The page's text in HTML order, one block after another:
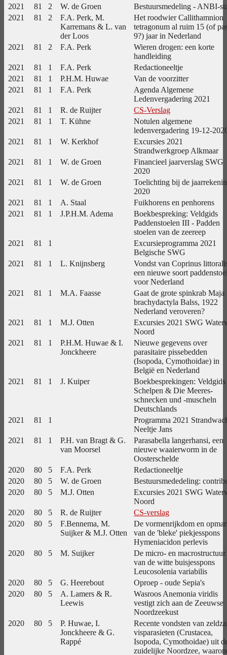
2021 81 2 W. de Groen
Bestuursmedeling - ANBI-
2021
81 2
F.A. Perk, M.
Karremans & L. van
der Loos
Het roodwier Callithamnion
tetragonum al ruim 15 (of
9?) jaar in Nederland
2021
81 2 F.A. Perk
Wieren drogen: een korte
handleiding
2021
81 1 F.A. Perk
Redactioneeltje
2021
81 1 P.H.M. Huwae
Van de voorzitter
2021
81 1 F.A. Perk
Agenda Algemene
Ledenvergadering 2021
2021
81 1 R. de Ruijter
CS-Verslag
2021
81 1 T. Kühne
Notulen algemene
ledenvergadering 19-12-
2021
81 1 W. Kerkhof
Excursies 2021
Strandwerkgroep Alkmaar
2021
81 1 W. de Groen
Financieel jaarverslag SWG
2020
2021
81 1 W. de Groen
Toelichting bij de
2020
2021
81 1 A. Staal
Fuikhorens en penhorens
2021
81 1 J.P.H.M. Adema
Boekbespreking: Veldgids
Paddenstoelen III - Padden
stoelen van de zeereep
2021
81 1
Excursieprogramma 2021
Belgische SWG
2021
81 1 L. Knijnsberg
Vondst van Coprinus
een nieuwe soort
voor Nederland
2021
81 1 M.A. Faasse
Gaat de grote spinkrab Maja
brachydactyla Balss, 1922
Nederland veroveren?
2021
81 1 M.J. Otten
Excursies 2021 SWG
Noord
2021
81 1
P.H.M. Huwae & I.
Jonckheere
Nieuwe gegevens over
parasitaire pissebedden
(Isopoda, Cymothoidae) in
België en Nederland
2021
81 1 J. Kuiper
Boekbesprekingen: Veldgids
Schelpen & Die Meeres-
schnecken und -muscheln
Deutschlands
2021
81 1
Programma 2021
Neeltje Jans
2021
81 1
P.H. van Bragt & G.
van Moorsel
Parasabella langerhansi, een
nieuwe waaierworm in de
Oosterschelde
2020
80 5 F.A. Perk
Redactioneeltje
2020
80 5 W. de Groen
Bestuursmededeling:
2020
80 5 M.J. Otten
Excursies 2021 SWG
Noord
2020
80 5 R. de Ruijter
CS-verslag
2020
80 5
F.Bennema, M.
Suijker & M.J. Otten
De vormenrijkdom en
van de 'bleke' piekjesspons
Hymeniacidon perlevis
2020
80 5 M. Suijker
De micro- en macrostructuur
van de witte buisjesspons
Leucosolenia variabilis
2020
80 5 G. Heerebout
Oproep - oude Sepia's
2020
80 5
A. Lamers & R.
Leewis
Wasroos Anemonia viridis
vestigt zich aan de Zeeuwse
Noordzeekust
2020
80 5
P. Huwae, I.
Jonckheere & G.
Rappé
Recente vondsten van
visparasieten (Crustacea,
Isopoda, Cymothoidae) uit
zuidelijke Noordzee,